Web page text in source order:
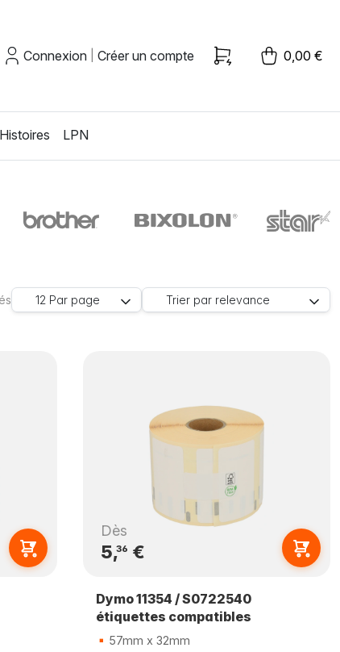
Connexion Créer un compte 0,00 €
Histoires LPN
12 Par page Trier par relevance
Dès
5,36 €
Dymo 11354 / S0722540
étiquettes compatibles
57mm x 32mm